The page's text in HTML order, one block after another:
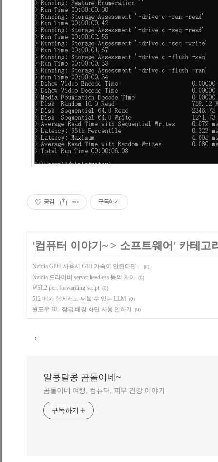
공감 구독하기
'컴퓨터 이야기~> 소프트웨어 ' 카테고
Nvidia GPU 사용시 GUI 가속이 안된다면... (0)
Nvidia 드라이버 server headless 등의 차이 (0)
WSL2 port forwarding script (0)
512 메가 램에서도 써볼 수 있는 LLM (0)
윈도우 10 - 잠금 배경 화면 사용 안하기 (0)
,
알콩달콩 곰돌이네~
곰돌이네 여행, 컴퓨터, 피부 건강 이야기
구독하기